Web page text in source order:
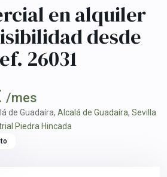
en alquiler
desde
26031
/mes
de Guadaíra, Alcalá de Guadaíra, Sevilla
Piedra Hincada